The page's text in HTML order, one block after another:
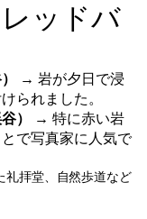
ッドバ
→ 岩が夕日で浸
られました。
）
→ 特に赤い岩
で写真家に人気で
礼拝堂、自然歩道など